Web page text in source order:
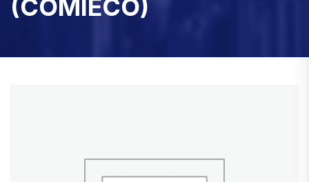
(COMIECO)